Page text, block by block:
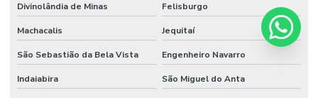
Divinolândia de Minas Felisburgo
Machacalis Jequitaí
São Sebastião da Bela Vista Engenheiro Navarro
Indaiabira São Miguel do Anta